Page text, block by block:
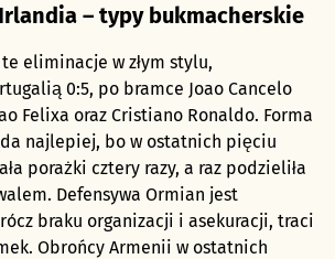
– typy bukmacherskie
te eliminacje w złym stylu,
0:5, po bramce Joao Cancelo
Felixa oraz Cristiano Ronaldo. Forma
najlepiej, bo w ostatnich pięciu
porażki cztery razy, a raz podzieliła
Defensywa Ormian jest
braku organizacji i asekuracji, traci
Obrońcy Armenii w ostatnich